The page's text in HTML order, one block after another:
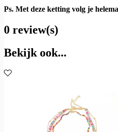
Ps. Met deze ketting volg je
0 review(s)
Bekijk ook...